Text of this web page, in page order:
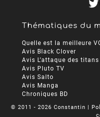
Thématiques du
Quelle est la meilleure
Avis Black Clover
Avis L’attaque des titans
Avis Pluto TV
Avis Salto
Avis Manga
Chroniques BD
© 2011 - 2026 Constantin |